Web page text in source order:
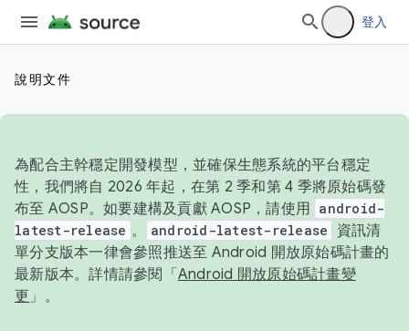
登入
說明文件
為配合主幹穩定開發模型，並確保生態系統的平台穩定
性，我們將自 2026 年起，在第 2 季和第 4 季將原始碼發
布至 AOSP。如要建構及貢獻 AOSP，請使用 android-
latest-release 。 android-latest-release
資訊清
單分支版本一律會參照推送至 Android 開放原始碼計畫的
最新版本。詳情請參閱「 Android 開放原始碼計畫變
更 」。